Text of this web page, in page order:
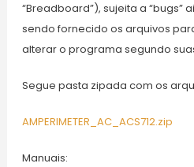
“Breadboard”), sujeita a “bugs”
sendo fornecido os arquivos
alterar o programa segundo
Segue pasta zipada com os
AMPERIMETER_AC_ACS712.zip
Manuais: